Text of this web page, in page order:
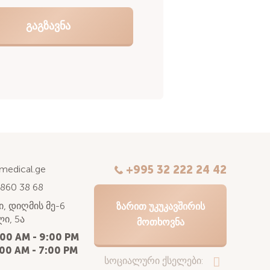
38 68
დიღმის მე-6
5ა
AM - 9:00 PM
AM - 7:00 PM
+995 32 222 24 42
ᲖᲐᲠᲘᲗ ᲣᲙᲣᲙᲐᲕᲨᲘᲠᲘᲡ
ᲛᲝᲗᲮᲝᲕᲜᲐ
სოციალური ქსელები: